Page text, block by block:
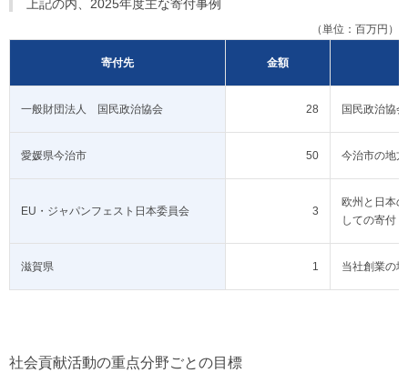
上記の内、2025年度主な寄付事例
（単位：百万円）
寄付先 金額
一般財団法人 国民政治協会 28 国民政治協
愛媛県今治市 50 今治市の地
EU・ジャパンフェスト日本委員会 3
欧州と日本
しての寄付
滋賀県 1 当社創業の
社会貢献活動の重点分野ごとの目標